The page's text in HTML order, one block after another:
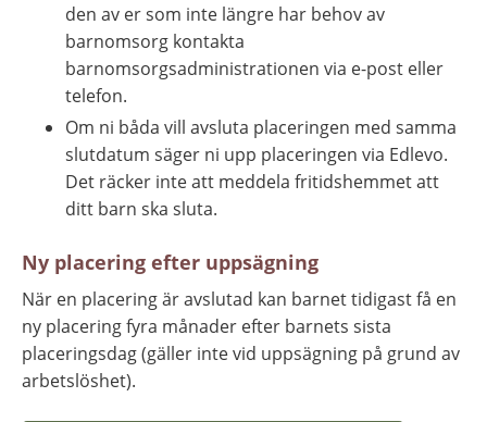
den av er som inte längre har behov av
barnomsorg kontakta
barnomsorgsadministrationen via e-post eller
telefon.
Om ni båda vill avsluta placeringen med samma
slutdatum säger ni upp placeringen via Edlevo.
Det räcker inte att meddela fritidshemmet att
ditt barn ska sluta.
Ny placering efter uppsägning
När en placering är avslutad kan barnet tidigast få en
ny placering fyra månader efter barnets sista
placeringsdag (gäller inte vid uppsägning på grund av
arbetslöshet).